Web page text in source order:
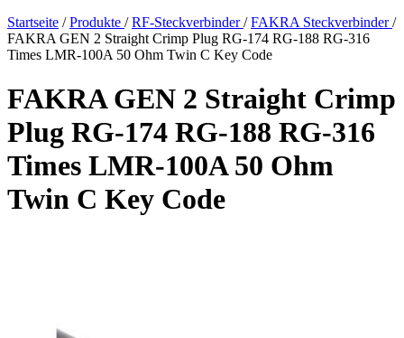
Startseite / Produkte / RF-Steckverbinder/ FAKRA Steckverbinder/
FAKRA GEN 2 Straight Crimp Plug RG-174 RG-188 RG-316
Times LMR-100A 50 Ohm Twin C Key Code
FAKRA GEN 2 Straight Crimp
Plug RG-174 RG-188 RG-316
Times LMR-100A 50 Ohm
Twin C Key Code